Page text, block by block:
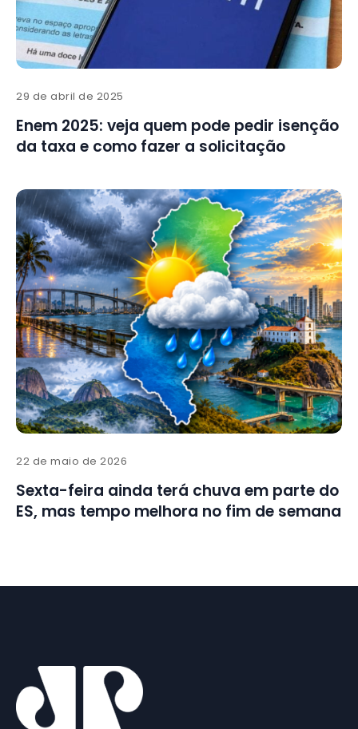
29 de abril de 2025
Enem 2025: veja quem pode pedir isenção
da taxa e como fazer a solicitação
22 de maio de 2026
Sexta-feira ainda terá chuva em parte do
ES, mas tempo melhora no fim de semana